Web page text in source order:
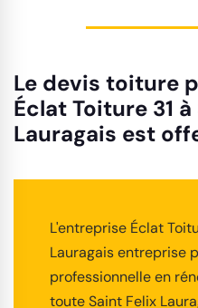
Le devis toiture
Éclat Toiture 31
Lauragais est
L'entreprise Éclat
Lauragais entreprise
professionnelle en
toute Saint Felix